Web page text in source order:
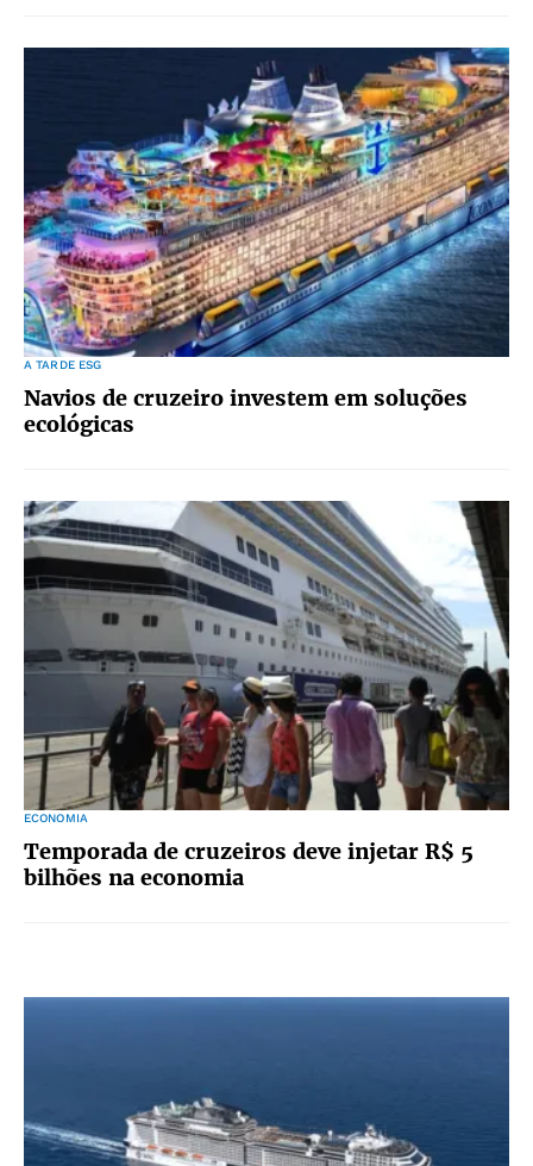
A TARDE ESG
Navios de cruzeiro investem em soluções
ecológicas
ECONOMIA
Temporada de cruzeiros deve injetar R$ 5
bilhões na economia